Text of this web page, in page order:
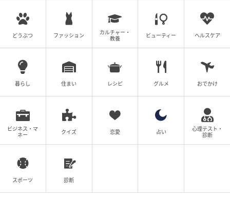
どうぶつ ファッション
カルチャー・
教養
ビューティー ヘルスケア
暮らし 住まい レシピ グルメ おでかけ
ビジネス・マ
ネー
クイズ 恋愛 占い
心理テスト・
診断
スポーツ 診断